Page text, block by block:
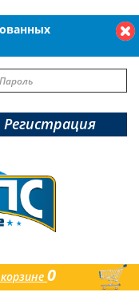
Регистрация
0